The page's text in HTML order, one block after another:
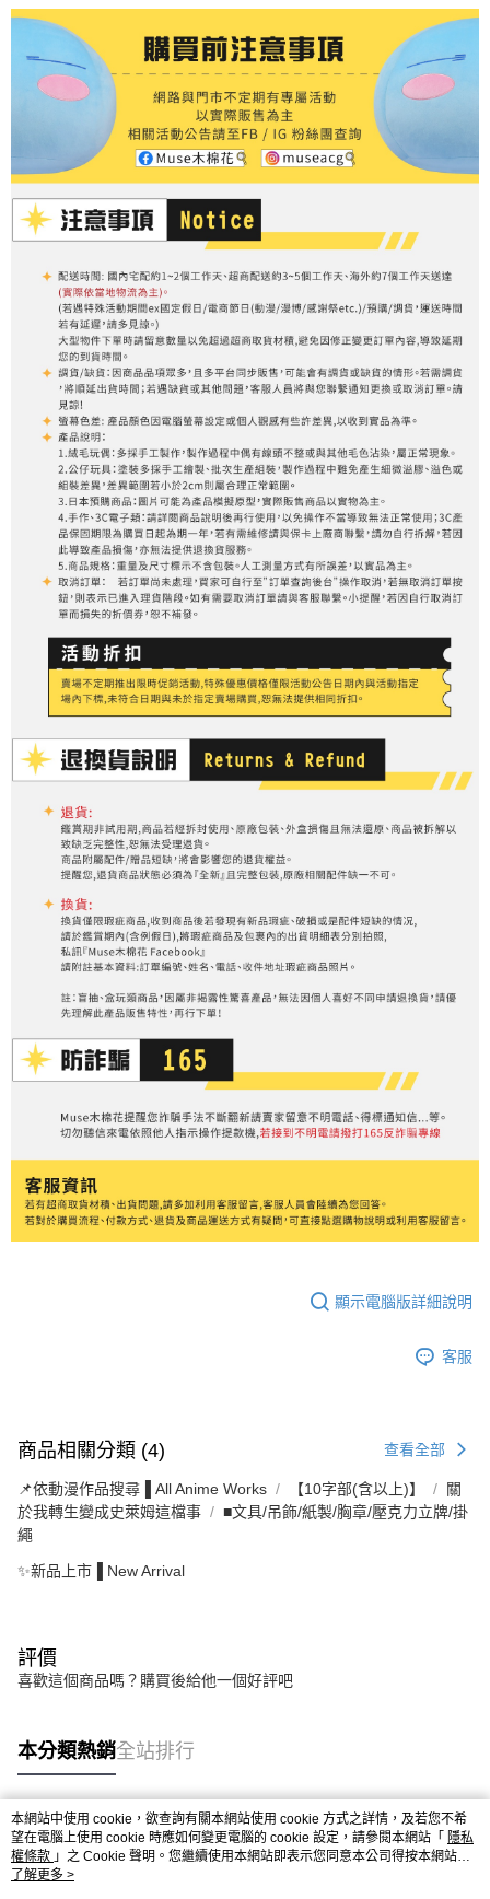
顯示電腦版詳細說明
客服
商品相關分類 (4) 查看全部
📌依動漫作品搜尋▐ All Anime Works 【10字部(含以上)】
關
於我轉生變成史萊姆這檔事
■文具/吊飾/紙製/胸章/壓克力立牌/掛
繩
✨新品上市▐ New Arrival
評價
喜歡這個商品嗎？購買後給他一個好評吧
本分類熱銷全站排行
熱門標籤
本網站中使用 cookie，欲查詢有關本網站使用 cookie 方式之詳情，及若您不希
望在電腦上使用 cookie 時應如何變更電腦的 cookie 設定，請參閱本網站「 隱私
權條款 」之 Cookie 聲明。您繼續使用本網站即表示您同意本公司得按本網站使
用條款之 Cookie 聲明使用 cookie。
了解更多 >